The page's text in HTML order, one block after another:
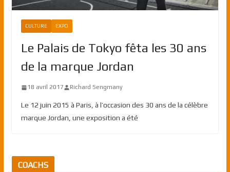
CULTURE EXPO
Le Palais de Tokyo fêta les 30 ans
de la marque Jordan
18 avril 2017 Richard Sengmany
Le 12 juin 2015 à Paris, à l’occasion des 30 ans de la célèbre
marque Jordan, une exposition a été
COACHS